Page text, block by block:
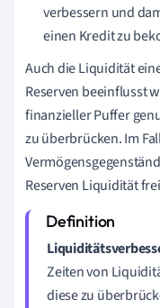
verbessern und
einen Kredit zu
Auch die Liquidität
Reserven beeinflusst
finanzieller Puffer
zu überbrücken. Im
Reserven Liquidität
Zeiten von
diese zu